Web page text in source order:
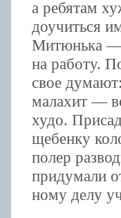
а ребятам
доучиться
Митюнька —
на работу.
свое
малахит —
худо.
щебенку
полер
придумали
ному делу